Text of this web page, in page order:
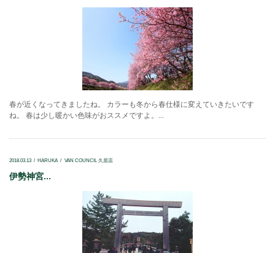
春が近くなってきましたね。 カラーも冬から春仕様に変えていきたいです
ね。 春は少し暖かい色味がおススメですよ。...
2018.03.13 HARUKA VAN COUNCIL 久居店
伊勢神宮...